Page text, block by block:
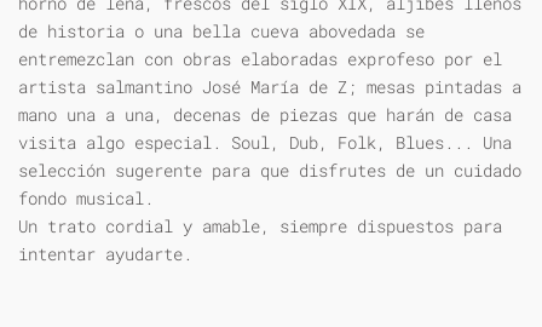
de historia o una bella cueva abovedada se
entremezclan con obras elaboradas exprofeso por el
artista salmantino José María de Z; mesas pintadas a
mano una a una, decenas de piezas que harán de casa
visita algo especial. Soul, Dub, Folk, Blues... Una
selección sugerente para que disfrutes de un cuidado
fondo musical.
Un trato cordial y amable, siempre dispuestos para
intentar ayudarte.